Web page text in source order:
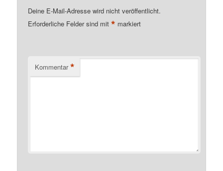
Deine E-Mail-Adresse wird nicht veröffentlicht.
Erforderliche Felder sind mit* markiert
Kommentar *